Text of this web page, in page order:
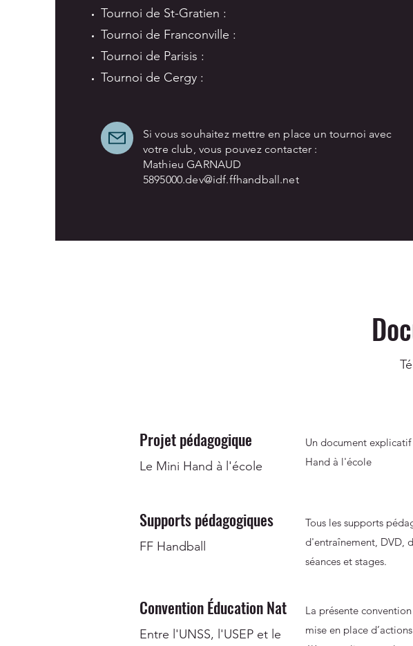
Tournoi de St-Gratien :
Tournoi de Franconville :
Tournoi de Parisis :
Tournoi de Cergy :
Si vous souhaitez mettre en place un tournoi avec
votre club, vous pouvez contacter :
Mathieu GARNAUD
5895000.dev@idf.ffhandball.net
Projet pédagogique
Le Mini Hand à l'école
Un document
Hand à l'école
Supports pédagogiques
FF Handball
Tous les supports
d'entraînement, DVD,
séances et stages.
Convention Éducation Nat
Entre l'UNSS, l'USEP et le
La présente
mise en place